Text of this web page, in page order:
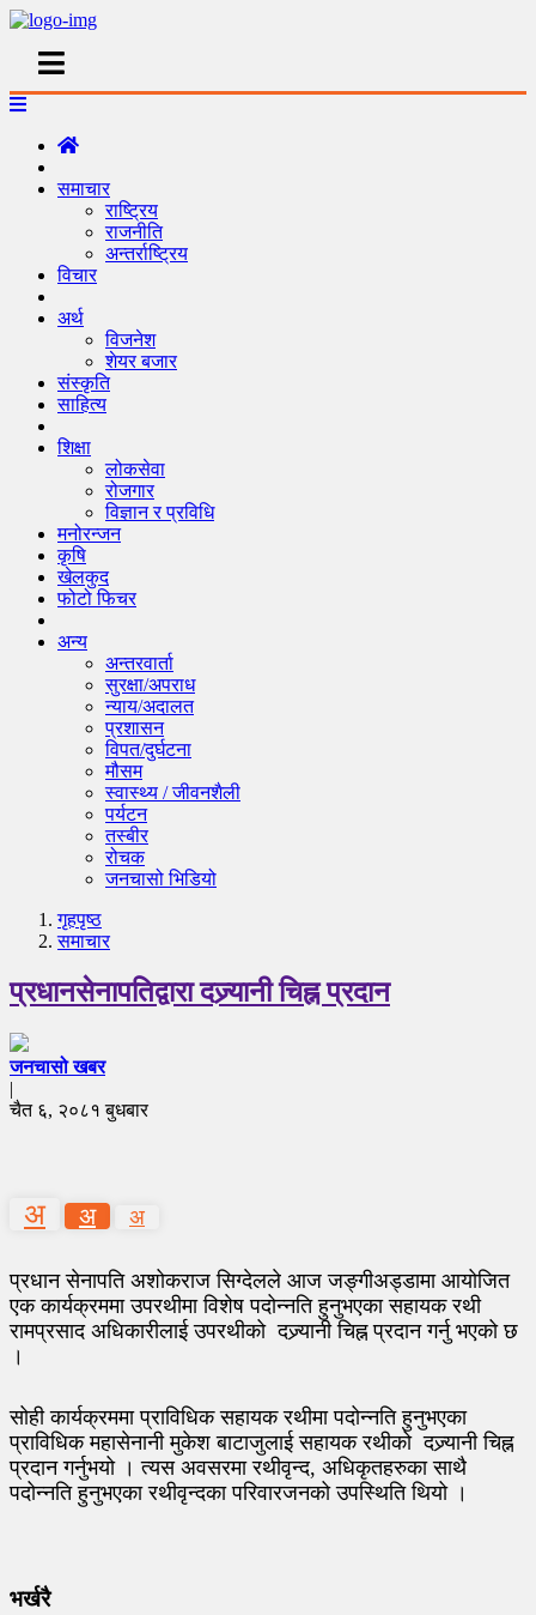
समाचार
राष्ट्रिय
राजनीति
अन्तर्राष्ट्रिय
विचार
अर्थ
विजनेश
शेयर बजार
संस्कृति
साहित्य
शिक्षा
लोकसेवा
रोजगार
विज्ञान र प्रविधि
मनोरन्जन
कृषि
खेलकुद
फोटो फिचर
अन्य
अन्तरवार्ता
सुरक्षा/अपराध
न्याय/अदालत
प्रशासन
विपत/दुर्घटना
मौसम
स्वास्थ्य / जीवनशैली
पर्यटन
तस्बीर
रोचक
जनचासो भिडियो
गृहपृष्‍ठ
समाचार
प्रधानसेनापतिद्वारा दज्र्यानी चिह्न प्रदान
जनचासो खबर
|
चैत ६, २०८१ बुधबार
अ अ अ
प्रधान सेनापति अशोकराज सिग्देलले आज जङ्गीअड्डामा आयोजित
एक कार्यक्रममा उपरथीमा विशेष पदोन्नति हुनुभएका सहायक रथी
रामप्रसाद अधिकारीलाई उपरथीको दज्र्यानी चिह्न प्रदान गर्नु भएको छ
।
सोही कार्यक्रममा प्राविधिक सहायक रथीमा पदोन्नति हुनुभएका
प्राविधिक महासेनानी मुकेश बाटाजुलाई सहायक रथीको दज्र्यानी चिह्न
प्रदान गर्नुभयो । त्यस अवसरमा रथीवृन्द, अधिकृतहरुका साथै
पदोन्नति हुनुभएका रथीवृन्दका परिवारजनको उपस्थिति थियो ।
भर्खरै